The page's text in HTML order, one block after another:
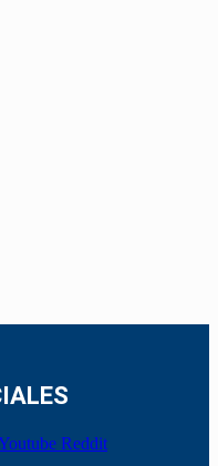
Reddit